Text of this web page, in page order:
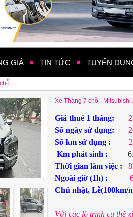
GIÁ TIN TỨC TUYỂN
Xe Tháng 7 chỗ - Mitsubishi
Giá thuê 1 tháng:
Số ngày sử dụng:
Số km sử dụng :
Km phát sinh :
Thời gian làm việc :
Ngoài giờ (1h) :
Chủ nhật, Lễ(100km/
Với các lộ trình cụ thể